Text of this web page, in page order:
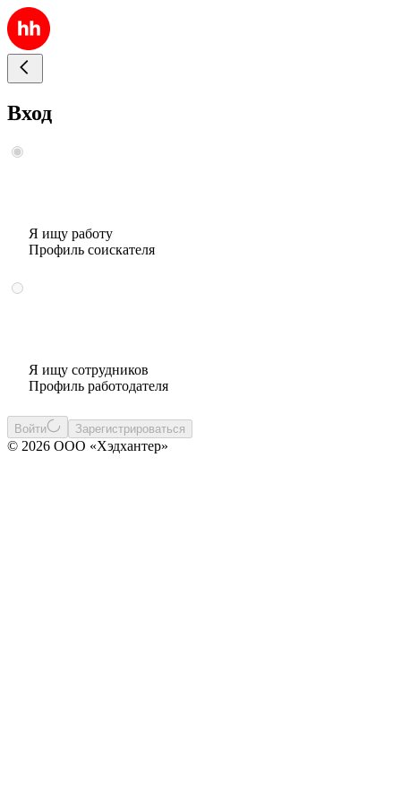
Вход
Я ищу работу
Профиль соискателя
Я ищу сотрудников
Профиль работодателя
Войти Зарегистрироваться
© 2026 ООО «Хэдхантер»